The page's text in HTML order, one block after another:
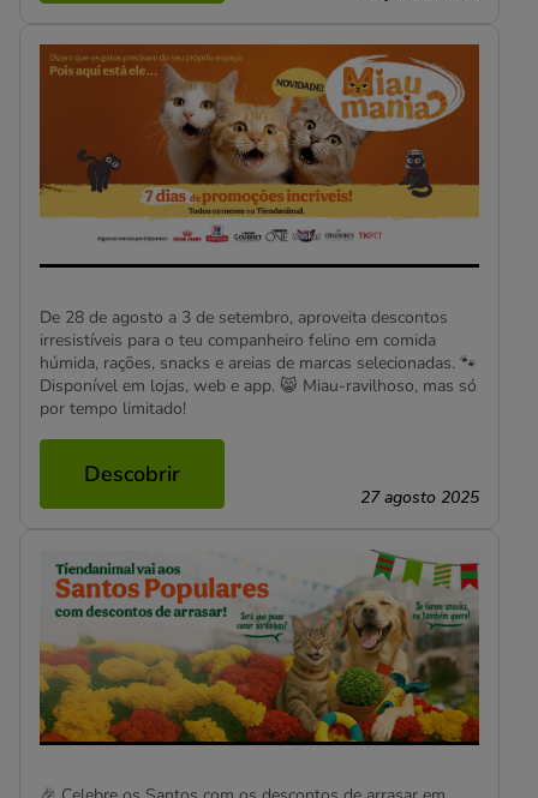
De 28 de agosto a 3 de setembro, aproveita descontos
irresistíveis para o teu companheiro felino em comida
húmida, rações, snacks e areias de marcas selecionadas. 🐾
Disponível em lojas, web e app. 😸 Miau-ravilhoso, mas só
por tempo limitado!
Descobrir
27 agosto 2025